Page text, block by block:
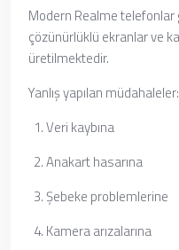
Modern Realme
çözünürlüklü ekranlar ve
üretilmektedir.
Yanlış yapılan müdahaleler:
Veri kaybına
Anakart hasarına
Şebeke problemlerine
Kamera arızalarına